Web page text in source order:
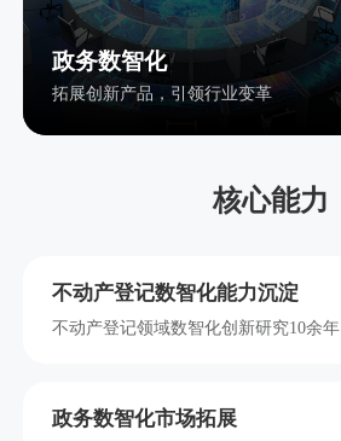
政务数智化
拓展创新产品，引领行业变革
核心能力
不动产登记数智化能力沉淀
不动产登记领域数智化创新研究10余年
政务数智化市场拓展